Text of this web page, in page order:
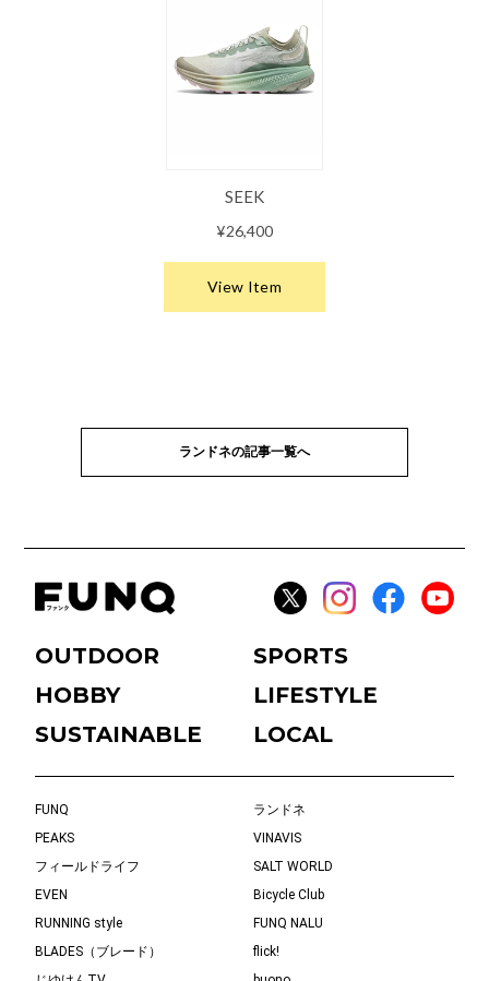
ランドネの記事一覧へ
OUTDOOR
SPORTS
HOBBY
LIFESTYLE
SUSTAINABLE
LOCAL
FUNQ
ランドネ
PEAKS
VINAVIS
フィールドライフ
SALT WORLD
EVEN
Bicycle Club
RUNNING style
FUNQ NALU
BLADES（ブレード）
flick!